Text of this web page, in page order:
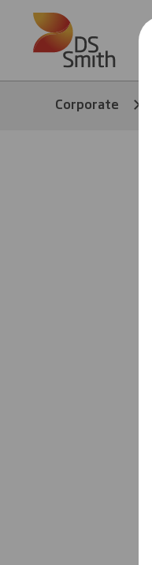
Skip to main content
Corporate